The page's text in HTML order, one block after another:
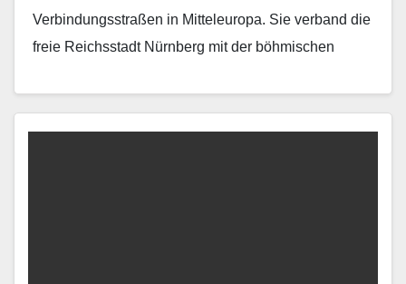
Verbindungsstraßen in Mitteleuropa. Sie verband die
freie Reichsstadt Nürnberg mit der böhmischen